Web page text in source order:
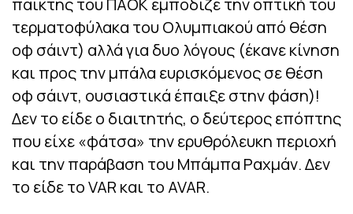
παίκτης του ΠΑΟΚ εμπόδιζε την οπτική του
τερματοφύλακα του Ολυμπιακού από θέση
οφ σάιντ) αλλά για δυο λόγους (έκανε κίνηση
και προς την μπάλα ευρισκόμενος σε θέση
οφ σάιντ, ουσιαστικά έπαιξε στην φάση)!
Δεν το είδε ο διαιτητής, ο δεύτερος επόπτης
που είχε «φάτσα» την ερυθρόλευκη περιοχή
και την παράβαση του Μπάμπα Ραχμάν. Δεν
το είδε το VAR και το AVAR.